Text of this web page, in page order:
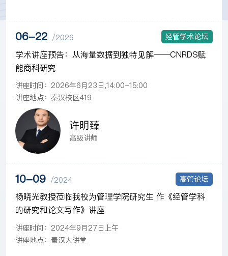
06-22 /2026 经管学术论坛
学术讲座预告：从海量数据到独特见解——CNRDS赋
能商科研究
讲座时间：2026年6月23日,14:00-15:00
讲座地点：秦汉校区419
许明臻
高级讲师
10-09 /2024 高管论坛
杨晓光教授莅临我校为管理学院研究生 作《经管学科
的研究和论文写作》讲座
讲座时间：2024年9月27日上午
讲座地点：秦汉大讲堂